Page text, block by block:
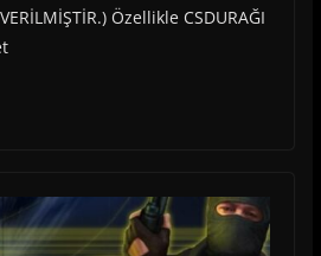
Özellikle CSDURAĞI